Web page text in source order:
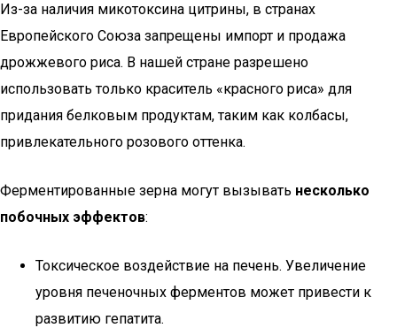
Из-за наличия микотоксина цитрины, в странах
Европейского Союза запрещены импорт и продажа
дрожжевого риса. В нашей стране разрешено
использовать только краситель «красного риса» для
придания белковым продуктам, таким как колбасы,
привлекательного розового оттенка.
Ферментированные зерна могут вызывать несколько
побочных эффектов:
Токсическое воздействие на печень. Увеличение
уровня печеночных ферментов может привести к
развитию гепатита.